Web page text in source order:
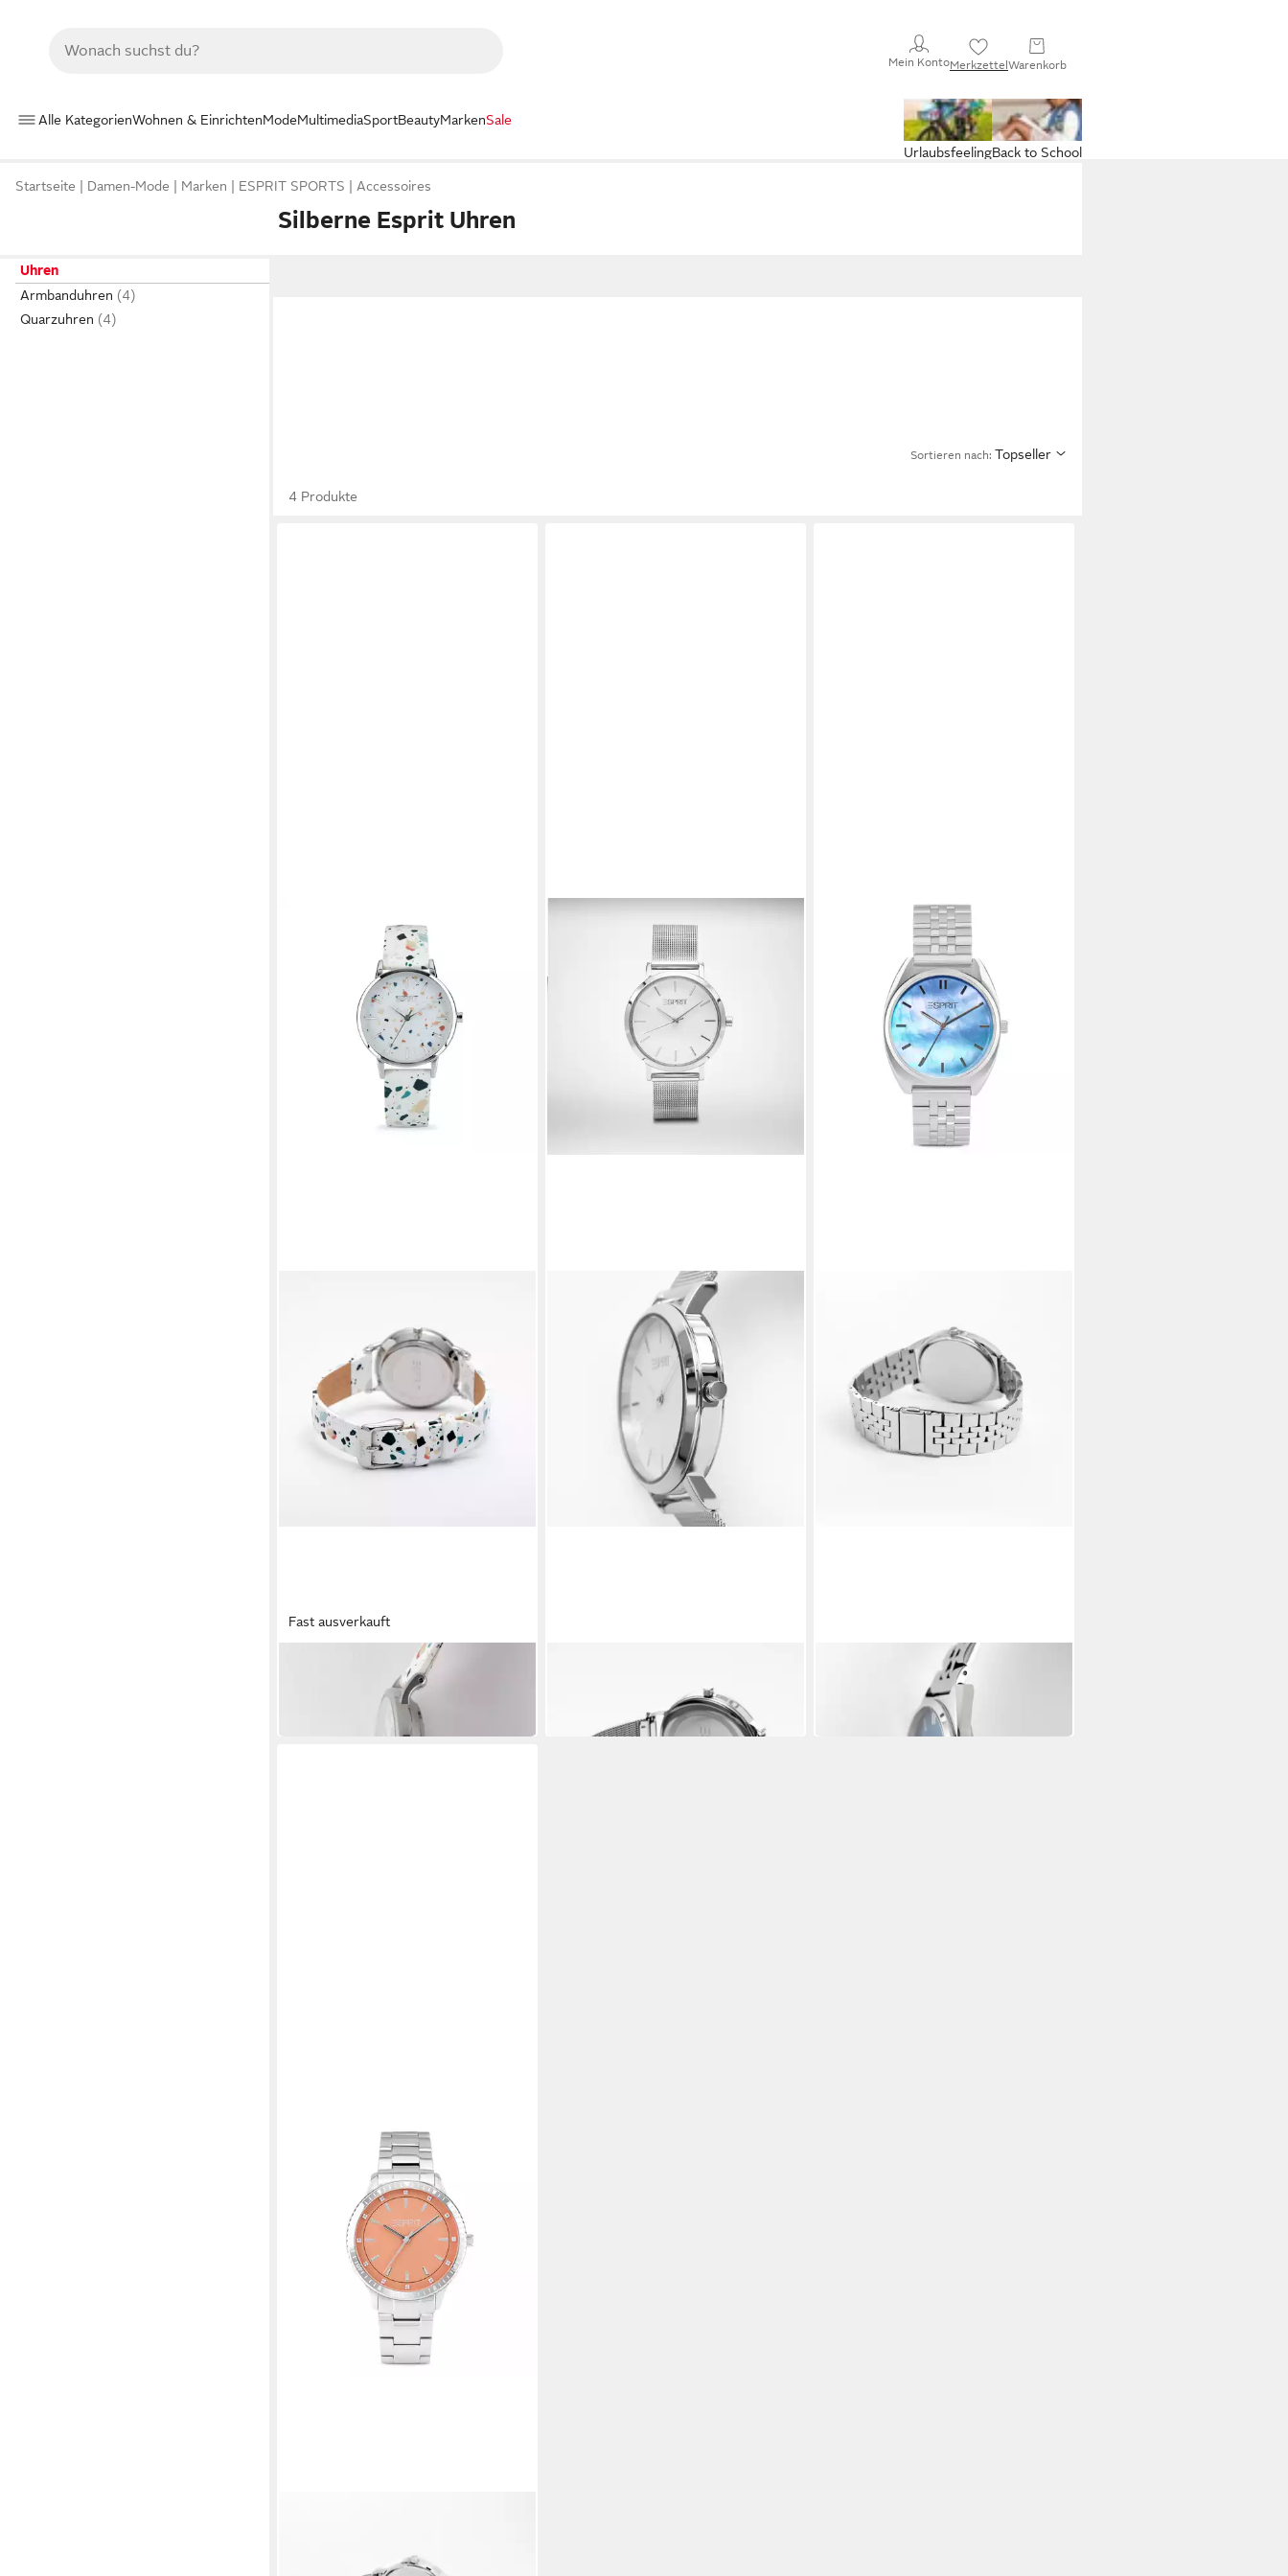
Mein KontoMerkzettelWarenkorb
Alle KategorienWohnen & EinrichtenModeMultimediaSportBeautyMarkenSale
Back to School
Urlaubsfeeling
Startseite Damen-Mode Marken ESPRIT SPORTS Accessoires
Silberne Esprit Uhren
Uhren
Armbanduhren
Quarzuhren
Sortieren nach: Topseller
4 Produkte
Fast ausverkauft
Quarzuhr H.88875222
in 3-4 Werktagen bei dir in 3-4 Werktagen bei dir
Quarzuhr H.88875311
in 3-4 Werktagen bei dir